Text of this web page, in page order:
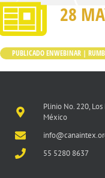
28
PUBLICADO ENWEBINAR |
Plinio No. 220, Los
México
55 5280 8637